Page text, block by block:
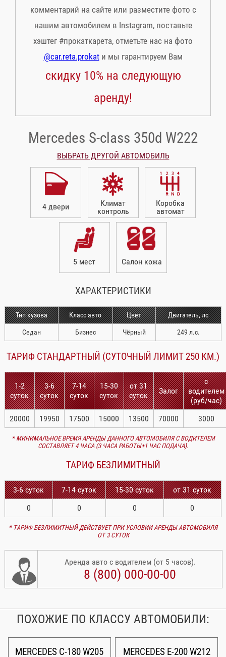
комментарий на сайте или разместите фото с
нашим автомобилем в Instagram, поставьте
хэштег #прокаткарета, отметьте нас на фото
@car.reta.prokatи мы гарантируем Вам
скидку 10% на следующую
аренду!
Mercedes S-class 350d W222
ВЫБРАТЬ ДРУГОЙ АВТОМОБИЛЬ
4 двери
Климат
контроль
Коробка
автомат
5 мест Салон кожа
ХАРАКТЕРИСТИКИ
Тип кузова Класс авто Цвет
Двигатель, лс
Седан
Бизнес Чёрный 249 л.с.
ТАРИФ СТАНДАРТНЫЙ (СУТОЧНЫЙ ЛИМИТ 250 КМ.)
1-2
суток
3-6
суток
7-14
суток
15-30
суток
от 31
суток
Залог
с
водителем
(руб/час)
20000
19950 17500 15000 13500 70000 3000
* МИНИМАЛЬНОЕ ВРЕМЯ АРЕНДЫ ДАННОГО АВТОМОБИЛЯ С ВОДИТЕЛЕМ
СОСТАВЛЯЕТ 4 ЧАСА (3 ЧАСА РАБОТЫ+1 ЧАС ПОДАЧА).
ТАРИФ БЕЗЛИМИТНЫЙ
3-6 суток 7-14 суток 15-30 суток
от 31 суток
0
0 0 0
* ТАРИФ БЕЗЛИМИТНЫЙ ДЕЙСТВУЕТ ПРИ УСЛОВИИ АРЕНДЫ АВТОМОБИЛЯ
ОТ 3 СУТОК
Аренда авто с водителем (от 5 часов).
8 (800) 000-00-00
ПОХОЖИЕ ПО КЛАССУ АВТОМОБИЛИ:
MERCEDES C-180 W205 MERCEDES E-200 W212